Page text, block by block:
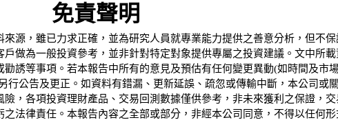
免責聲明
源，雖已力求正確，並為研究人員就專業能力提供之善意分析，但不保
做為一般投資參考，並非針對特定對象提供專屬之投資建議。文中所
誘等事項。若本報告中所有的意見及預估有任何變更異動(如時間及市
行公告及更正。如資料有錯漏、更新延誤、疏忽或傳輸中斷，本公司或
，各項投資理財產品、交易回測數據僅供參考，非未來獲利之保證，
法律責任。本報告內容之全部或部分，非經本公司同意，不得以任何